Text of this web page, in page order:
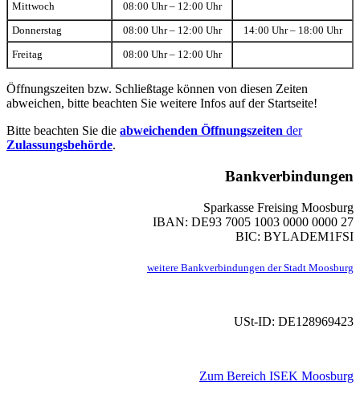
Mittwoch 08:00 Uhr – 12:00 Uhr
Donnerstag 08:00 Uhr – 12:00 Uhr 14:00 Uhr – 18:00 Uhr
Freitag 08:00 Uhr – 12:00 Uhr
Öffnungszeiten bzw. Schließtage können von diesen Zeiten
abweichen, bitte beachten Sie weitere Infos auf der Startseite!
Bitte beachten Sie die abweichenden Öffnungszeiten der
Zulassungsbehörde.
Bankverbindungen
Sparkasse Freising Moosburg
IBAN: DE93 7005 1003 0000 0000 27
BIC: BYLADEM1FSI
weitere Bankverbindungen der Stadt Moosburg
USt-ID: DE128969423
Zum Bereich ISEK Moosburg